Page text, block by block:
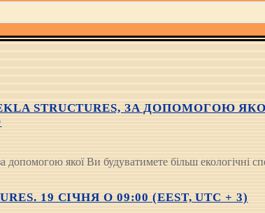
STRUCTURES, ЗА ДОПОМОГОЮ
якої Ви будуватимете більш екологічні
19 СІЧНЯ О 09:00 (EEST, UTC + 3)